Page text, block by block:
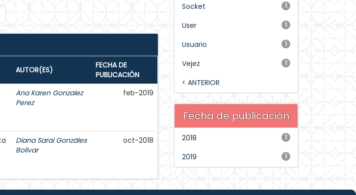
AUTOR(ES)
FECHA DE
PUBLICACIÓN
Ana Karen Gonzalez
Perez
feb-2019
Diana Sarai Gonzáles
Bolivar
oct-2018
1
Socket
1
User
1
Usuario
1
Vejez
< ANTERIOR
Fecha de publicación
1
2018
1
2019